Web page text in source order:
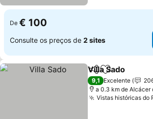
De € 100
Consulte os preços de 2 sites
PartilharAdicionar
Villa Sado
9,1 Excelente
a 0.3 km de Alcácer
Vistas históricas do